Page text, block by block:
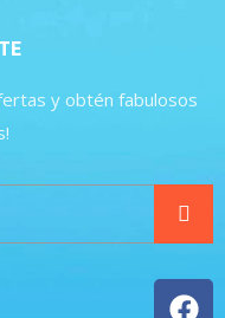
y obtén fabulosos